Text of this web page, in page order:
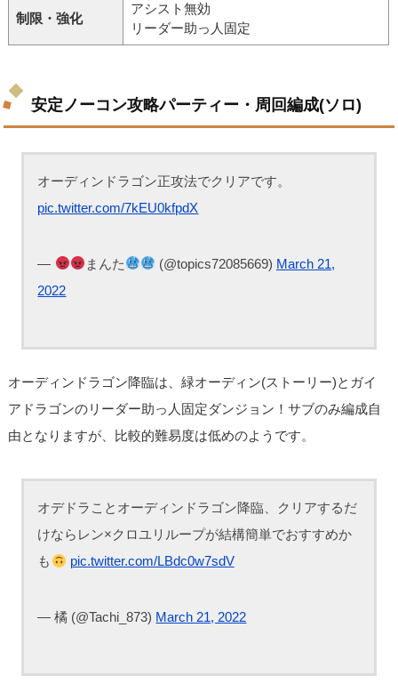
制限・強化
アシスト無効
リーダー助っ人固定
安定ノーコン攻略パーティー・周回編成(ソロ)
オーディンドラゴン正攻法でクリアです。
pic.twitter.com/7kEU0kfpdX
— まんた (@topics72085669) March 21,
2022
オーディンドラゴン降臨は、緑オーディン(ストーリー)とガイ
アドラゴンのリーダー助っ人固定ダンジョン！サブのみ編成自
由となりますが、比較的難易度は低めのようです。
オデドラことオーディンドラゴン降臨、クリアするだ
けならレン×クロユリループが結構簡単でおすすめか
も
pic.twitter.com/LBdc0w7sdV
— 橘 (@Tachi_873) March 21, 2022